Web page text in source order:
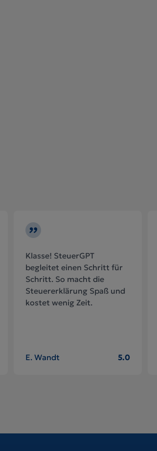
Klasse! SteuerGPT
begleitet einen Schritt für
Schritt. So macht die
Steuererklärung Spaß und
kostet wenig Zeit.
E. Wandt 5.0